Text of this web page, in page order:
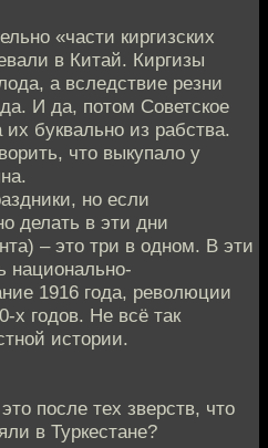
«части киргизских
в Китай. Киргизы
а вследствие резни
И да, потом Советское
буквально из рабства.
что выкупало у
но если
делать в эти дни
– это три в одном. В эти
национально-
1916 года, революции
х годов. Не всё так
истории.
после тех зверств, что
в Туркестане?